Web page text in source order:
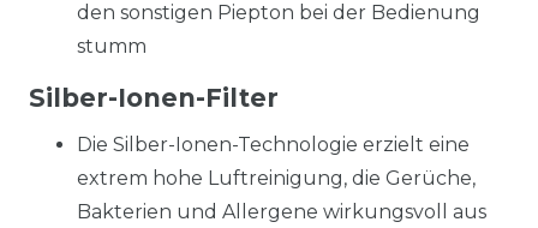
den sonstigen Piepton bei der Bedienung
stumm
Silber-Ionen-Filter
Die Silber-Ionen-Technologie erzielt eine
extrem hohe Luftreinigung, die Gerüche,
Bakterien und Allergene wirkungsvoll aus